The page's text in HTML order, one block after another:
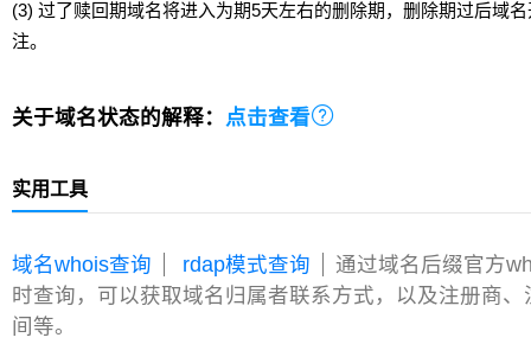
(3) 过了赎回期域名将进入为期5天左右的删除期，删除期过后域
注。
关于域名状态的解释： 点击查看
实用工具
域名whois查询 rdap模式查询
通过域名后缀官方
时查询，可以获取域名归属者联系方式，以及注册商、
间等。